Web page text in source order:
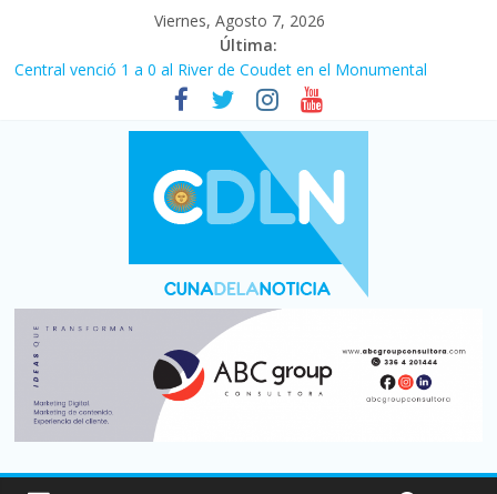
Viernes, Agosto 7, 2026
Última:
Central venció 1 a 0 al River de Coudet en el Monumental
La morosidad alcanzó su nivel más alto en dos décadas y ya
afecta a 400 mil deudores en Santa Fe
Desde que asumió Milei cerraron 41.000 kioscos: el sector
denuncia crisis como en 2001
Vacaciones de invierno con más movimiento y consumo
turístico: 4,6 millones de personas viajaron por el país, un 5,9%
Fuerte caída de la venta de autos usados en julio: bajó un 12,6%